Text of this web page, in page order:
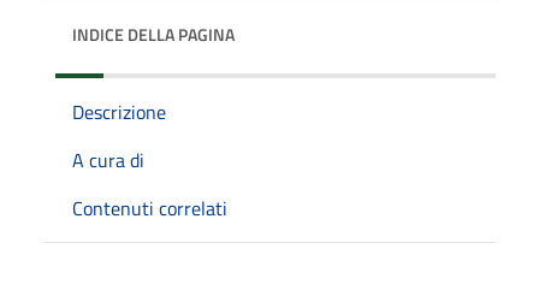
INDICE DELLA PAGINA
Descrizione
A cura di
Contenuti correlati